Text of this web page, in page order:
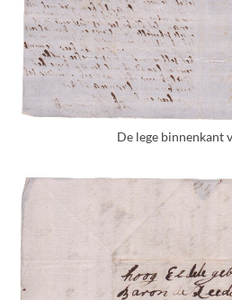
De lege binnenkant